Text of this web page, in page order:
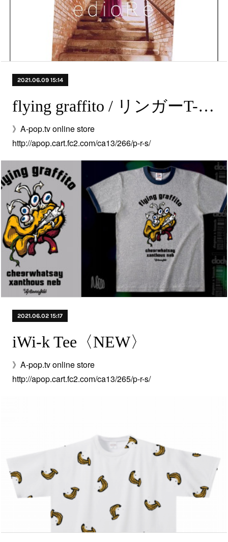
2021.06.09 15:14
flying graffito / リンガーT-shirt〈NEW〉
》A-pop.tv online store
http://apop.cart.fc2.com/ca13/266/p-r-s/
2021.06.02 15:17
iWi-k Tee〈NEW〉
》A-pop.tv online store
http://apop.cart.fc2.com/ca13/265/p-r-s/